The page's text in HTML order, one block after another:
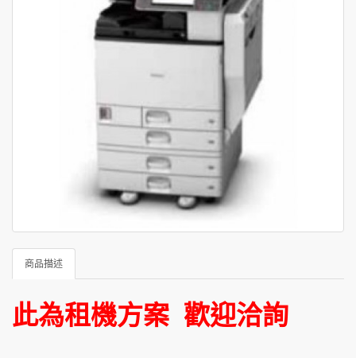
商品描述
此為租機方案 歡迎洽詢